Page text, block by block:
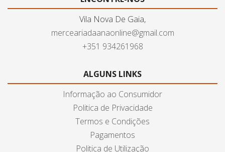
Vila Nova De Gaia,
merceariadaanaonline@gmail.com
+351 934261968
ALGUNS LINKS
Informação ao Consumidor
Politica de Privacidade
Termos e Condições
Pagamentos
Politica de Utilização